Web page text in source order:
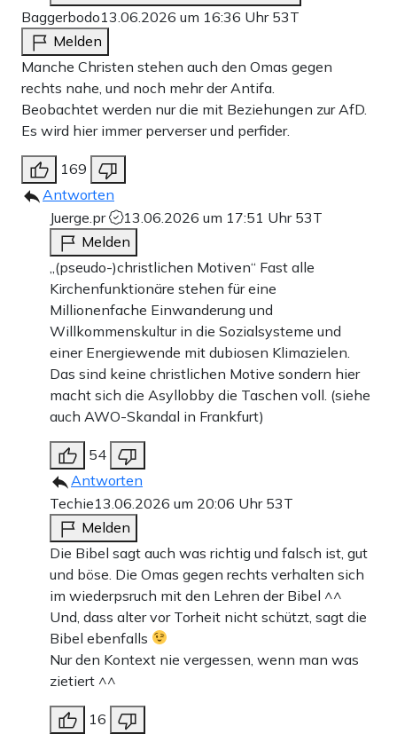
Baggerbodo13.06.2026 um 16:36 Uhr 53T
Melden
Manche Christen stehen auch den Omas gegen
rechts nahe, und noch mehr der Antifa.
Beobachtet werden nur die mit Beziehungen zur AfD.
Es wird hier immer perverser und perfider.
169
Antworten
Juerge.pr
13.06.2026 um 17:51 Uhr 53T
Melden
„(pseudo-)christlichen Motiven“ Fast alle
Kirchenfunktionäre stehen für eine
Millionenfache Einwanderung und
Willkommenskultur in die Sozialsysteme und
einer Energiewende mit dubiosen Klimazielen.
Das sind keine christlichen Motive sondern hier
macht sich die Asyllobby die Taschen voll. (siehe
auch AWO-Skandal in Frankfurt)
54
Antworten
Techie13.06.2026 um 20:06 Uhr 53T
Melden
Die Bibel sagt auch was richtig und falsch ist, gut
und böse. Die Omas gegen rechts verhalten sich
im wiederpsruch mit den Lehren der Bibel ^^
Und, dass alter vor Torheit nicht schützt, sagt die
Bibel ebenfalls
Nur den Kontext nie vergessen, wenn man was
zietiert ^^
16